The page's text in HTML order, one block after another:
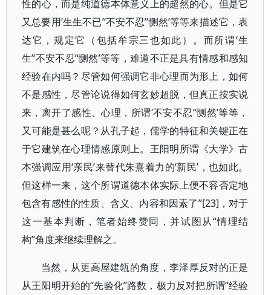
性的心，而是纯道德本体意义上的超然的心。但是它
又总要用‘生生不已’‘不安不忍’‘恻然’等等来描述它，表
达它，规定它（包括牟宗三也如此）。而所谓‘生
生’‘不安不忍’‘恻然’等等，难道不正是具有情感和感知
经验在内吗？尽管如何强调它非心理而为形上，如何
不是感性，尽管论说得如何玄妙超脱，但真正按实说
来，离开了感性、心理，所谓‘不安不忍’‘恻然’等等，
又可能是甚么呢？从孔子起，儒学的特征和关键正在
于它建筑在心理情感原则上。王阳明所谓《大学》古
本强调应用‘亲民’来替代朱熹着力的‘新民’，也如此。
但这样一来，这个所谓道德本体实际上便不容否定地
包含有感性的性质、含义、内容和因素了”[23]，对于
这一基本判断，笔者始终赞同，并试图从“情理结
构”角度来继续理解之。
当然，从更高屋建瓴的角度，李泽厚反对的正是
从王阳明开始的“先验化”路数，极力反对把所谓“经验